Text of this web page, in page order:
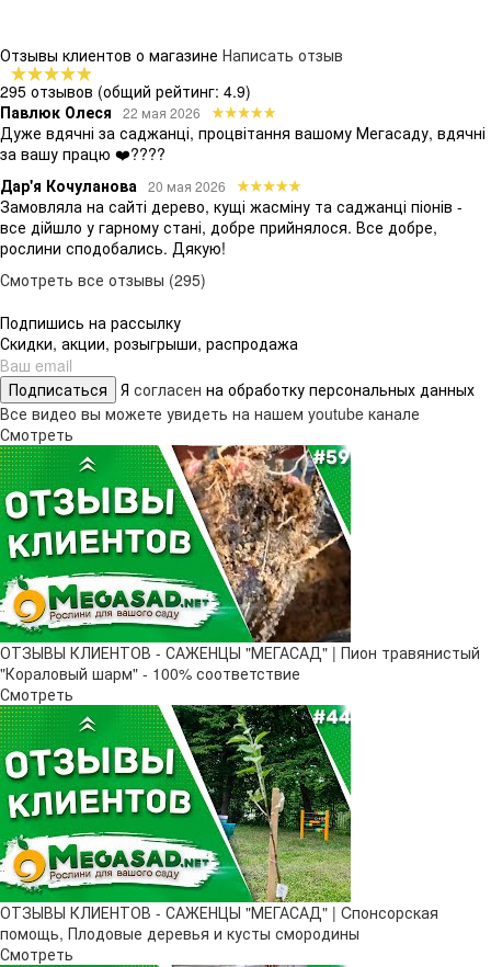
Отзывы клиентов о магазине Написать отзыв
295 отзывов (общий рейтинг: 4.9)
Павлюк Олеся
22 мая 2026
Дуже вдячні за саджанці, процвітання вашому Мегасаду, вдячні
за вашу працю ❤️????
Дар'я Кочуланова 20 мая 2026
Замовляла на сайті дерево, кущі жасміну та саджанці піонів -
все дійшло у гарному стані, добре прийнялося. Все добре,
рослини сподобались. Дякую!
Смотреть все отзывы (295)
Подпишись на рассылку
Скидки, акции, розыгрыши, распродажа
Подписаться Я согласен на обработку персональных данных
Все видео вы можете увидеть на нашем youtube канале
Смотреть
ОТЗЫВЫ КЛИЕНТОВ - САЖЕНЦЫ "МЕГАСАД" | Пион травянистый
"Кораловый шарм" - 100% соответствие
Смотреть
ОТЗЫВЫ КЛИЕНТОВ - САЖЕНЦЫ "МЕГАСАД" | Cпонсорская
помощь, Плодовые деревья и кусты смородины
Смотреть